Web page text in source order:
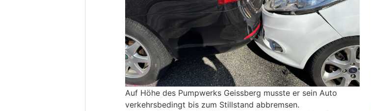
Auf Höhe des Pumpwerks Geissberg musste er sein Auto
verkehrsbedingt bis zum Stillstand abbremsen.